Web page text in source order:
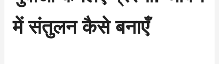
में संतुलन कैसे बनाएँ